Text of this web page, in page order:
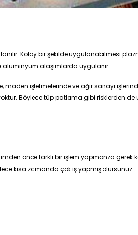
Kolay bir şekilde uygulanabilmesi
alaşımlarda uygulanır.
işletmelerinde ve ağır sanayi
Böylece tüp patlama gibi risklerden
önce farklı bir işlem yapmanza
kısa zamanda çok iş yapmış olursunuz.